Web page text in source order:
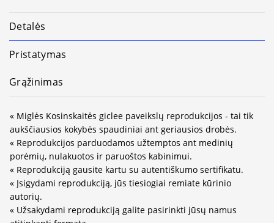
Detalės
Pristatymas
Grąžinimas
« Miglės Kosinskaitės giclee paveikslų reprodukcijos - tai tik
aukščiausios kokybės spaudiniai ant geriausios drobės.
« Reprodukcijos parduodamos užtemptos ant medinių
porėmių, nulakuotos ir paruoštos kabinimui.
« Reprodukciją gausite kartu su autentiškumo sertifikatu.
« Įsigydami reprodukciją, jūs tiesiogiai remiate kūrinio
autorių.
« Užsakydami reprodukciją galite pasirinkti jūsų namus